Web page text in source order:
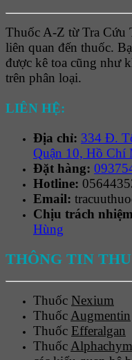
Thuốc A-Z từ Tra Cứu
liên quan đến thuốc.
được kê toa cũng như
trên phân loại.
LIÊN HỆ:
Địa chỉ: 334 Đ.
Quận 10, Hồ Chí
Đặt hàng:
Hotline:
Email:
Chịu trách
Hùng
THÔNG TIN
Thuốc Nexium
ThuốcAugmentin
Thuốc Efferalgan
Thuốc